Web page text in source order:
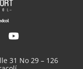
31 No 29 – 126